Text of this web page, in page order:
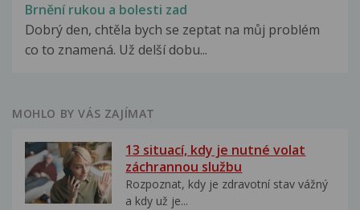
Brnění rukou a bolesti zad
Dobrý den, chtěla bych se zeptat na můj problém
co to znamená. Už delší dobu...
MOHLO BY VÁS ZAJÍMAT
13 situací, kdy je nutné volat
záchrannou službu
Rozpoznat, kdy je zdravotní stav vážný
a kdy už je...